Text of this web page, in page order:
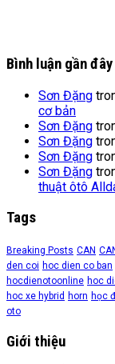
Bình luận gần đây
Sơn Đặng
cơ bản
Sơn Đặng
Sơn Đặng
Sơn Đặng
Sơn Đặng
thuật ôtô
Tags
Breaking Posts CAN
den coi hoc dien co ban
hocdienotoonline hoc
hoc xe hybrid horn học
oto
Giới thiệu